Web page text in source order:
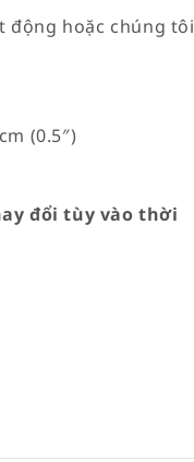
động hoặc chúng tôi
(0.5″)
đổi tùy vào thời